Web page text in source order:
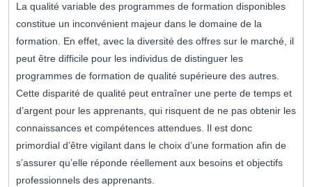
La qualité variable des programmes de formation disponibles
constitue un inconvénient majeur dans le domaine de la
formation. En effet, avec la diversité des offres sur le marché, il
peut être difficile pour les individus de distinguer les
programmes de formation de qualité supérieure des autres.
Cette disparité de qualité peut entraîner une perte de temps et
d’argent pour les apprenants, qui risquent de ne pas obtenir les
connaissances et compétences attendues. Il est donc
primordial d’être vigilant dans le choix d’une formation afin de
s’assurer qu’elle réponde réellement aux besoins et objectifs
professionnels des apprenants.